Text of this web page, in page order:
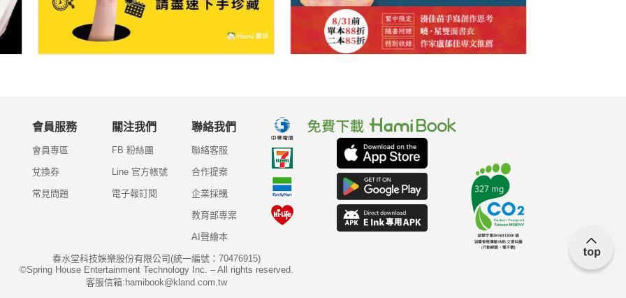
會員服務
會員專區
兌換券
常見問題
關注我們
FB 粉絲團
Line 官方帳號
電子報訂閱
聯絡我們
聯絡客服
合作提案
企業採購
教育部專案
AI聲繪本
春水堂科技娛樂股份有限公司(統一編號：70476915)
©Spring House Entertainment Technology Inc. – All rights reserved.
客服信箱:hamibook@kland.com.tw